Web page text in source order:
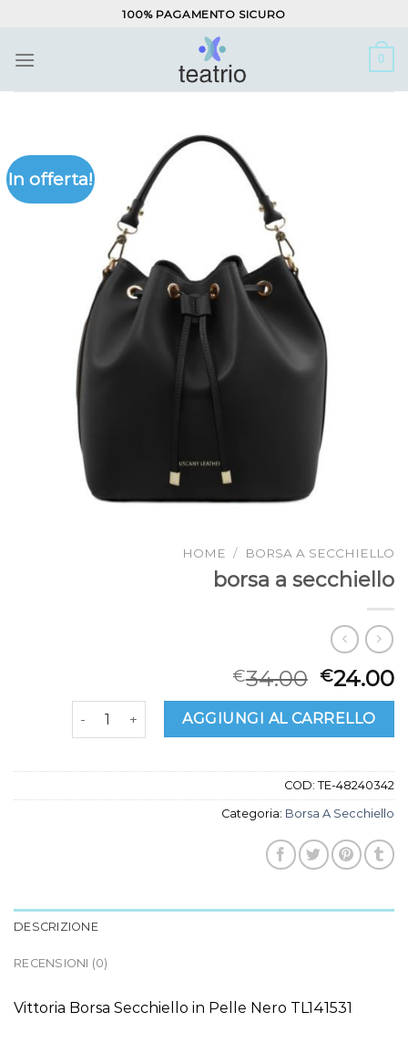
contenuti
100% PAGAMENTO SICURO
0
In offerta!
HOME / BORSA A SECCHIELLO
borsa a secchiello
€34.00 €24.00
borsa a secchiello quantitàAGGIUNGI AL CARRELLO
COD: TE-48240342
Categoria: Borsa A Secchiello
DESCRIZIONE
RECENSIONI (0)
Vittoria Borsa Secchiello in Pelle Nero TL141531